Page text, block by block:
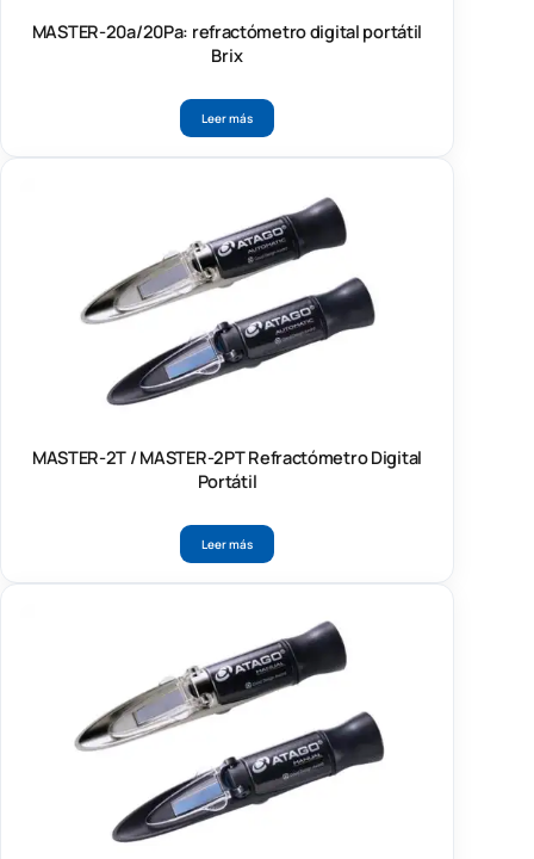
MASTER-20a/20Pa: refractómetro digital portátil
Brix
Leer más
MASTER-2T / MASTER-2PT Refractómetro Digital
Portátil
Leer más